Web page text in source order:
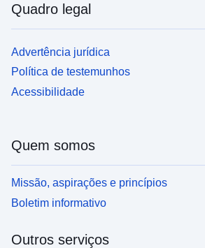
Quadro legal
Advertência jurídica
Política de testemunhos
Acessibilidade
Quem somos
Missão, aspirações e princípios
Boletim informativo
Outros serviços